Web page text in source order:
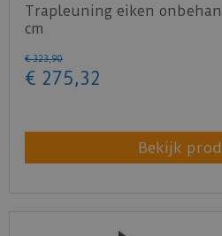
Trapleuning eiken
cm
€ 323,90
€ 275,32
Bekijk